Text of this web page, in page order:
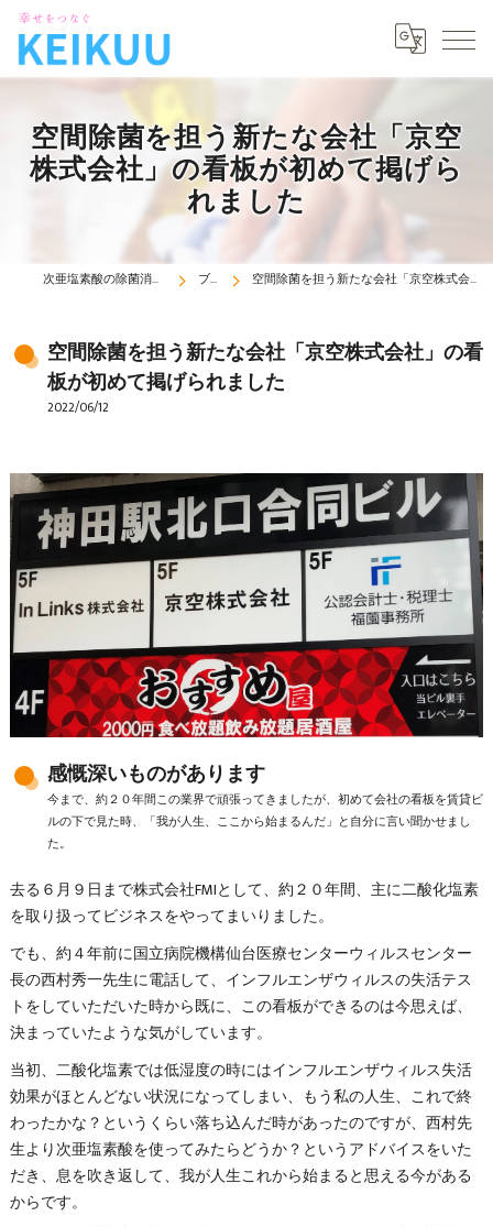
空間除菌を担う新たな会社「京空
株式会社」の看板が初めて掲げら
れました
次亜塩素酸の除菌消臭機は京空株式会社 ブログ 空間除菌を担う新たな会社「京空株式会社」の看板が初めて掲げられました
空間除菌を担う新たな会社「京空株式会社」の看
板が初めて掲げられました
2022/06/12
感慨深いものがあります
今まで、約２０年間この業界で頑張ってきましたが、初めて会社の看板を賃貸ビ
ルの下で見た時、「我が人生、ここから始まるんだ」と自分に言い聞かせまし
た。
去る６月９日まで株式会社FMIとして、約２０年間、主に二酸化塩素
を取り扱ってビジネスをやってまいりました。
でも、約４年前に国立病院機構仙台医療センターウィルスセンター
長の西村秀一先生に電話して、インフルエンザウィルスの失活テス
トをしていただいた時から既に、この看板ができるのは今思えば、
決まっていたような気がしています。
当初、二酸化塩素では低湿度の時にはインフルエンザウィルス失活
効果がほとんどない状況になってしまい、もう私の人生、これで終
わったかな？というくらい落ち込んだ時があったのですが、西村先
生より次亜塩素酸を使ってみたらどうか？というアドバイスをいた
だき、息を吹き返して、我が人生これから始まると思える今がある
からです。